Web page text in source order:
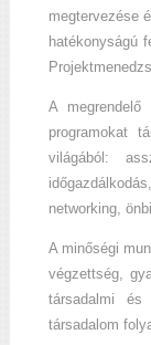
megtervezése
hatékonyságú
A megrendelő
programokat
világából:
networking,
A minőségi
végzettség,
társadalmi
társadalom